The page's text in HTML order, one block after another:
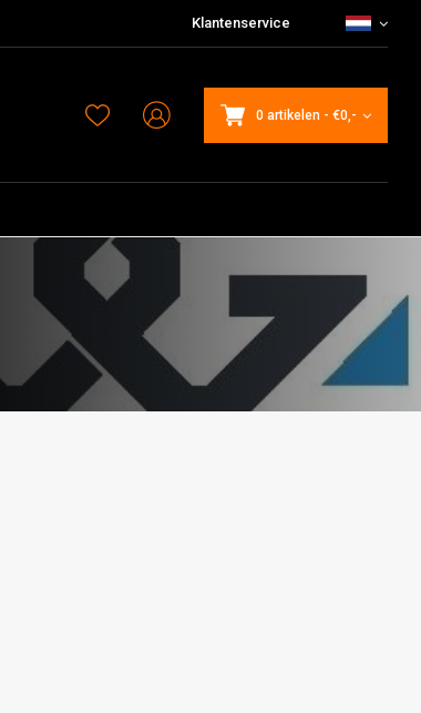
Klantenservice
0 artikelen - €0,-